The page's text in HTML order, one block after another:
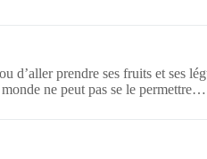
d’aller prendre ses fruits et ses
ne peut pas se le permettre…